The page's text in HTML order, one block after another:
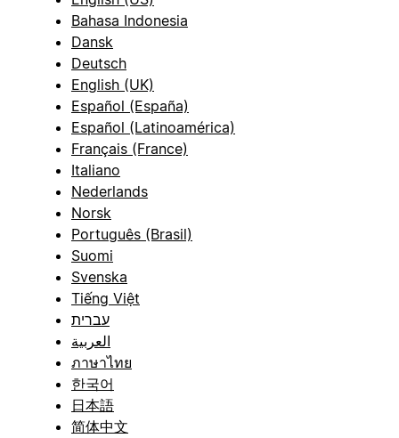
Bahasa Indonesia
Dansk
Deutsch
English (UK)
Español (España)
Español (Latinoamérica)
Français (France)
Italiano
Nederlands
Norsk
Português (Brasil)
Suomi
Svenska
Tiếng Việt
עברית
العربية
ภาษาไทย
한국어
日本語
简体中文